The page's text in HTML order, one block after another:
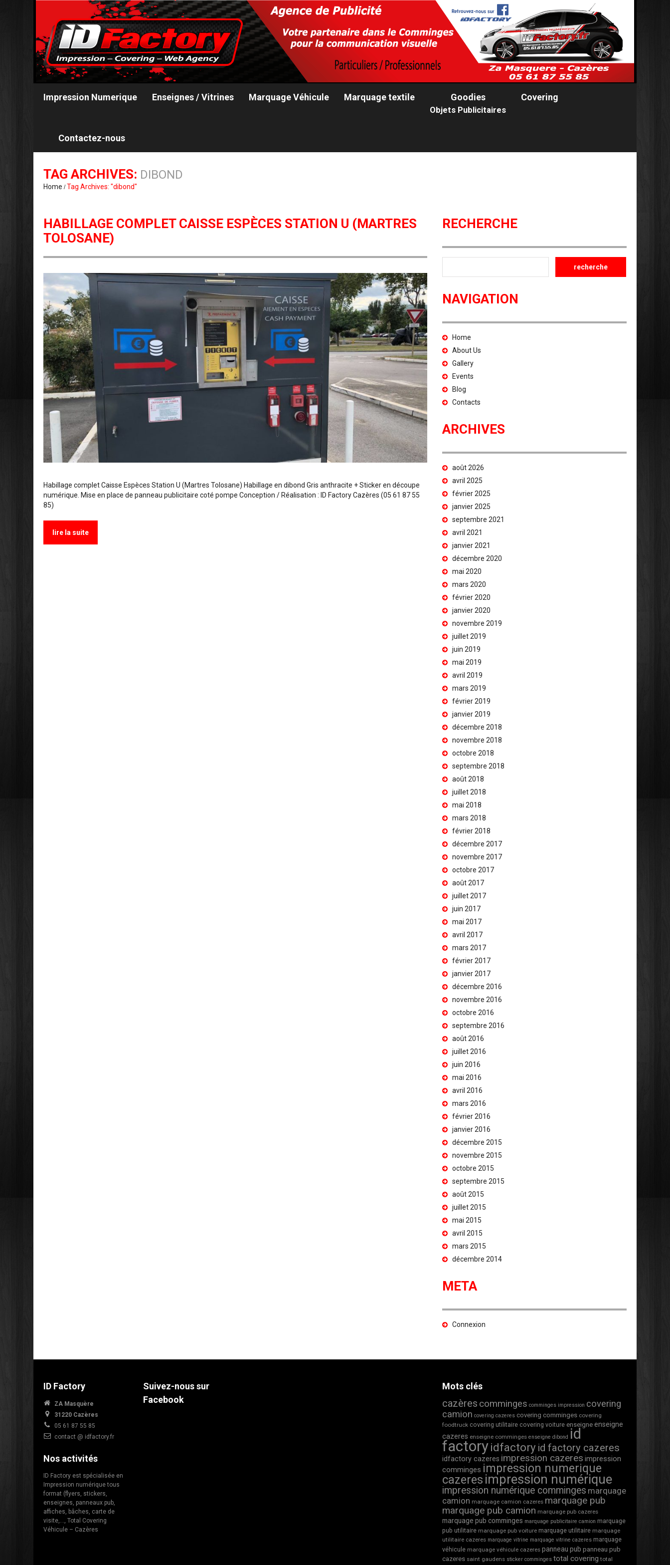
Impression Numerique Enseignes / Vitrines Marquage Véhicule Marquage textile Goodies
Objets Publicitaires
Covering
Contactez-nous
TAG ARCHIVES: DIBOND
Home Tag Archives: "dibond"
HABILLAGE COMPLET CAISSE ESPÈCES STATION U (MARTRES
TOLOSANE)
Habillage complet Caisse Espèces Station U (Martres Tolosane) Habillage en dibond Gris anthracite + Sticker en découpe
numérique. Mise en place de panneau publicitaire coté pompe Conception / Réalisation : ID Factory Cazères (05 61 87 55
85)
lire la suite
RECHERCHE
NAVIGATION
Home
About Us
Gallery
Events
Blog
Contacts
ARCHIVES
août 2026
avril 2025
février 2025
janvier 2025
septembre 2021
avril 2021
janvier 2021
décembre 2020
mai 2020
mars 2020
février 2020
janvier 2020
novembre 2019
juillet 2019
juin 2019
mai 2019
avril 2019
mars 2019
février 2019
janvier 2019
décembre 2018
novembre 2018
octobre 2018
septembre 2018
août 2018
juillet 2018
mai 2018
mars 2018
février 2018
décembre 2017
novembre 2017
octobre 2017
août 2017
juillet 2017
juin 2017
mai 2017
avril 2017
mars 2017
février 2017
janvier 2017
décembre 2016
novembre 2016
octobre 2016
septembre 2016
août 2016
juillet 2016
juin 2016
mai 2016
avril 2016
mars 2016
février 2016
janvier 2016
décembre 2015
novembre 2015
octobre 2015
septembre 2015
août 2015
juillet 2015
mai 2015
avril 2015
mars 2015
décembre 2014
META
Connexion
ID Factory
ZA Masquère
31220 Cazères
05 61 87 55 85
contact @ idfactory.fr
Nos activités
ID Factory est spécialisée en
Impression numérique tous
format (flyers, stickers,
enseignes, panneaux pub,
affiches, bâches, carte de
visite,…, Total Covering
Véhicule – Cazères
Suivez-nous sur
Facebook
Mots clés
cazères comminges comminges impression covering
camion covering cazeres covering comminges covering
foodtruck covering utilitaire covering voiture enseigne enseigne
cazeres enseigne comminges enseigne dibond id
factoryidfactory id factory cazeres
idfactory cazeres impression cazeres impression
comminges impression numerique
cazeres impression numérique
impression numérique comminges marquage
camion marquage camion cazeres marquage pub
marquage pub camion marquage pub cazeres
marquage pub comminges marquage publicitaire camion marquage
pub utilitaire marquage pub voiture marquage utilitaire marquage
utilitaire cazeres marquage vitrine marquage vitrine cazeres marquage
véhicule marquage véhicule cazeres panneau pub panneau pub
cazeres saint gaudens sticker comminges total covering total